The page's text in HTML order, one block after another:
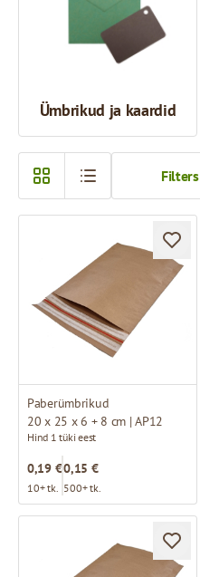
Ümbrikud ja kaardid
Filters
Paberümbrikud
20 x 25 x 6 + 8 cm | AP12
Hind 1 tüki eest
0,19 €
10+ tk.
0,15 €
500+ tk.